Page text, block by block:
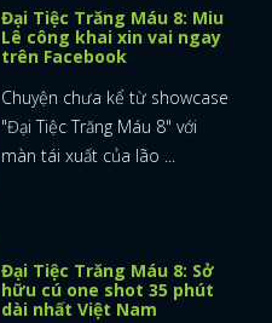
Đại Tiệc Trăng Máu 8: Miu
Lê công khai xin vai ngay
trên Facebook
Chuyện chưa kể từ showcase
"Đại Tiệc Trăng Máu 8" với
màn tái xuất của lão ...
Đại Tiệc Trăng Máu 8: Sở
hữu cú one shot 35 phút
dài nhất Việt Nam